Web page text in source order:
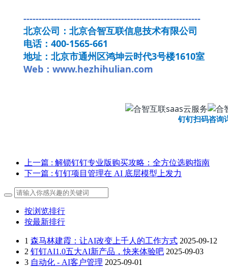
----------------------------------------------------------
北京公司：北京合智互联信息技术有限公司
电话：400-1565-661
地址：北京市通州区鸿坤云时代3号楼1610室
Web：www.hezhihulian.com
钉钉扫码咨询
上一篇 : 解锁钉钉专业版购买攻略：全方位选购指南
下一篇 : 钉钉项目管理在 AI 底层模型上发力
按浏览排行
按最新排行
1 森马林建霞：让AI改变上千人的工作方式 2025-09-12
2 钉钉AI1.0五大AI新产品，快来体验吧 2025-09-03
3 自动化 - AI客户管理 2025-09-01